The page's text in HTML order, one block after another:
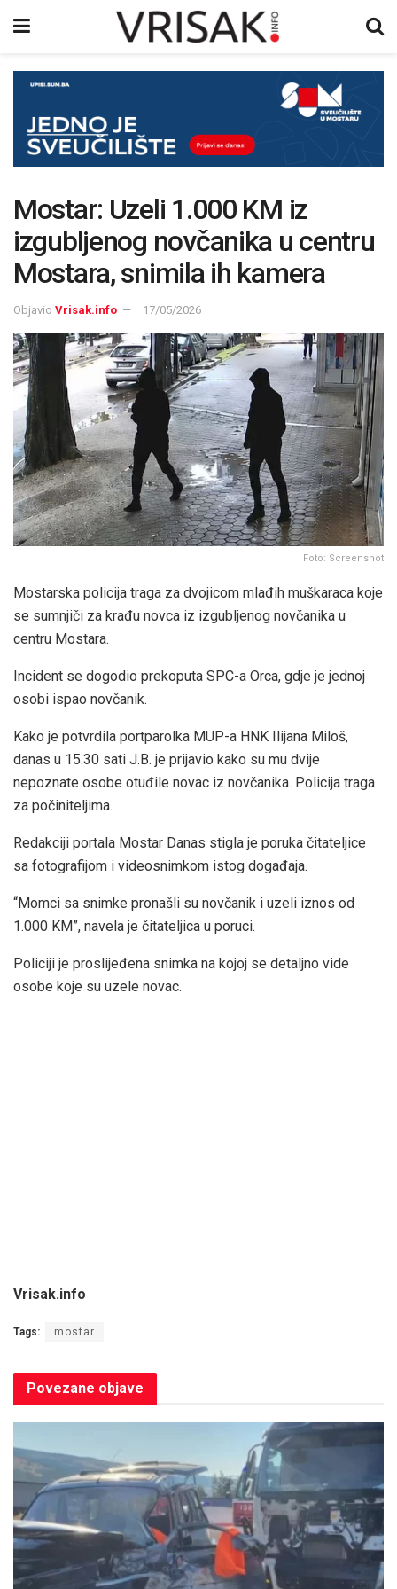
Mostar: Uzeli 1.000 KM iz
izgubljenog novčanika u centru
Mostara, snimila ih kamera
Objavio Vrisak.info 17/05/2026
Foto: Screenshot
Mostarska policija traga za dvojicom mlađih muškaraca koje
se sumnjiči za krađu novca iz izgubljenog novčanika u
centru Mostara.
Incident se dogodio prekoputa SPC-a Orca, gdje je jednoj
osobi ispao novčanik.
Kako je potvrdila portparolka MUP-a HNK Ilijana Miloš,
danas u 15.30 sati J.B. je prijavio kako su mu dvije
nepoznate osobe otuđile novac iz novčanika. Policija traga
za počiniteljima.
Redakciji portala Mostar Danas stigla je poruka čitateljice
sa fotografijom i videosnimkom istog događaja.
“Momci sa snimke pronašli su novčanik i uzeli iznos od
1.000 KM”, navela je čitateljica u poruci.
Policiji je proslijeđena snimka na kojoj se detaljno vide
osobe koje su uzele novac.
Vrisak.info
Tags: mostar
Povezane objave